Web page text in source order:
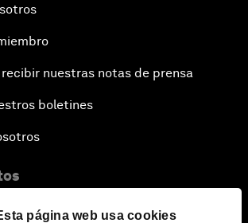
página web usa cookies
nuestras notas de prensa
boletines
el Foro